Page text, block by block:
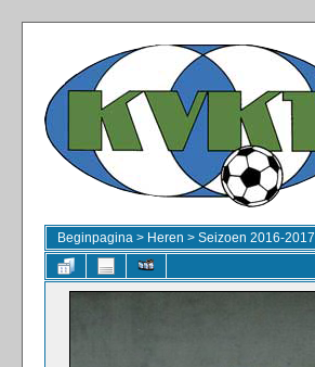
Beginpagina > Heren > Seizoen 2016-2017